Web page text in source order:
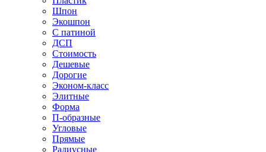
Шпон
Экошпон
С патиной
ДСП
Стоимость
Дешевые
Дорогие
Эконом-класс
Элитные
Форма
П-образные
Угловые
Прямые
Радиусные